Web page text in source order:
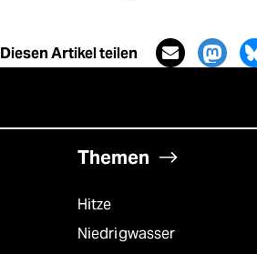
Diesen Artikel teilen
Themen
Hitze
Niedrigwasser